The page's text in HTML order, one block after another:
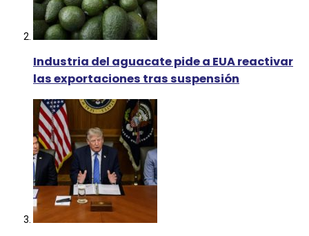
Industria del aguacate pide a EUA reactivar
las exportaciones tras suspensión